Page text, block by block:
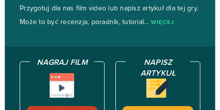
Przygotuj dla nas film video lub napisz artykuł dla tej gry.
Może to być recenzja, poradnik, tutorial... WIĘCEJ
NAGRAJ FILM
NAPISZ
ARTYKUŁ